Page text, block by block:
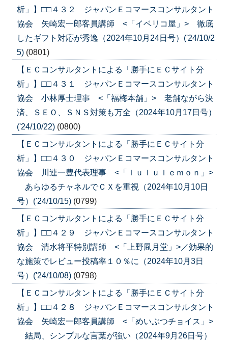
析」】□□４３２ ジャパンＥコマースコンサルタント
協会 矢崎宏一郎客員講師 <「イベリコ屋」> 徹底
したギフト対応が秀逸（2024年10月24日号）('24/10/2
5) (0801)
【ＥＣコンサルタントによる「勝手にＥＣサイト分
析」】□□４３１ ジャパンＥコマースコンサルタント
協会 小林厚士理事 <「福梅本舗」> 老舗ながら決
済、ＳＥＯ、ＳＮＳ対策も万全（2024年10月17日号）
('24/10/22) (0800)
【ＥＣコンサルタントによる「勝手にＥＣサイト分
析」】□□４３０ ジャパンＥコマースコンサルタント
協会 川連一豊代表理事 <「ｌｕｌｕｌｅｍｏｎ」>
あらゆるチャネルでＣＸを重視（2024年10月10日
号）('24/10/15) (0799)
【ＥＣコンサルタントによる「勝手にＥＣサイト分
析」】□□４２９ ジャパンＥコマースコンサルタント
協会 清水将平特別講師 <「上野凮月堂」>／効果的
な施策でレビュー投稿率１０％に（2024年10月3日
号）('24/10/08) (0798)
【ＥＣコンサルタントによる「勝手にＥＣサイト分
析」】□□４２８ ジャパンＥコマースコンサルタント
協会 矢崎宏一郎客員講師 <「めいぶつチョイス」>
結局、シンプルな言葉が強い（2024年9月26日号）